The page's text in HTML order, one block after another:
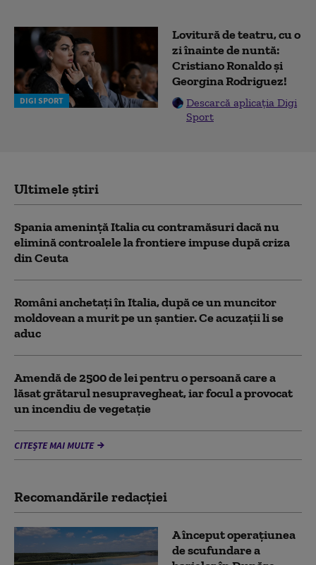
DIGI SPORT
Lovitură de teatru, cu o
zi înainte de nuntă:
Cristiano Ronaldo și
Georgina Rodriguez!
Descarcă aplicația Digi
Sport
Ultimele știri
Spania ameninţă Italia cu contramăsuri dacă nu
elimină controalele la frontiere impuse după criza
din Ceuta
Români anchetați în Italia, după ce un muncitor
moldovean a murit pe un șantier. Ce acuzații li se
aduc
Amendă de 2500 de lei pentru o persoană care a
lăsat grătarul nesupravegheat, iar focul a provocat
un incendiu de vegetaţie
CITEȘTE MAI MULTE
Recomandările redacţiei
A început operațiunea
de scufundare a